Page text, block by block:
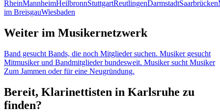
RheinMannheimHeilbronnStuttgartReutlingenDarmstadtSaarbrücken
im BreisgauWiesbaden
Weiter im Musikernetzwerk
Band gesucht Bands, die noch Mitglieder suchen. Musiker gesucht
Mitmusiker und Bandmitglieder bundesweit. Musiker sucht Musiker
Zum Jammen oder für eine Neugründung.
Bereit, Klarinettisten in Karlsruhe zu
finden?